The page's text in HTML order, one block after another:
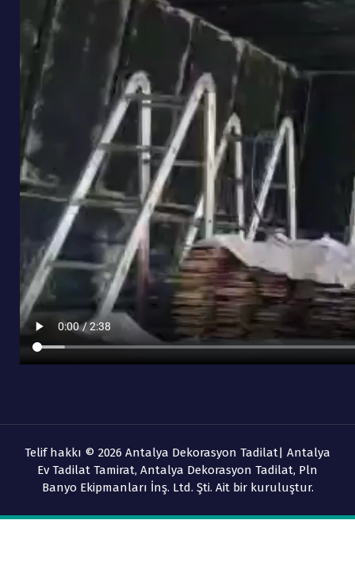
Telif hakkı © 2026 Antalya Dekorasyon Tadilat| Antalya
Ev Tadilat Tamirat, Antalya Dekorasyon Tadilat, Pln
Banyo Ekipmanları İnş. Ltd. Şti. Ait bir kuruluştur.